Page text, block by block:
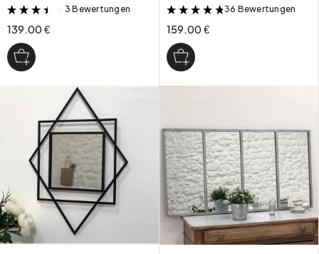
&
3 Bewertungen
139.00 €
&
36 Bewertungen
159.00 €